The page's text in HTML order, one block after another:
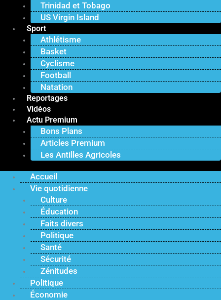
Trinidad et Tobago
US Virgin Island
Sport
Athlétisme
Basket
Cyclisme
Football
Natation
Reportages
Vidéos
Actu Premium
Bons Plans
Articles Premium
Les Antilles Agricoles
Accueil
Vie quotidienne
Culture
Éducation
Faits divers
Politique
Santé
Sécurité
Zénitudes
Politique
Économie